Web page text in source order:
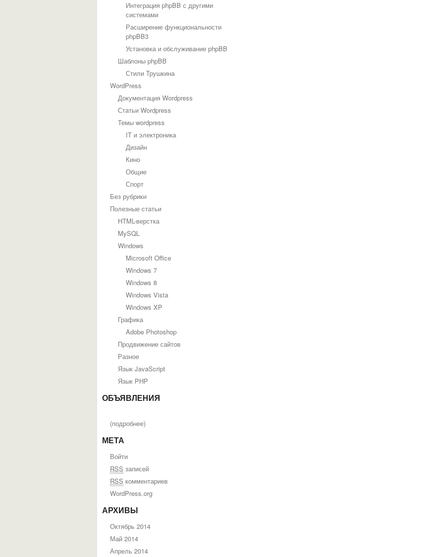
Интеграция phpBB с другими
системами
Расширение функциональности
phpBB3
Установка и обслуживание phpBB
Шаблоны phpBB
Стили Трушкина
WordPress
Документация Wordpress
Статьи Wordpress
Темы wordpress
IT и электроника
Дизайн
Кино
Общие
Спорт
Без рубрики
Полезные статьи
HTML-верстка
MySQL
Windows
Microsoft Office
Windows 7
Windows 8
Windows Vista
Windows XP
Графика
Adobe Photoshop
Продвижение сайтов
Разное
Язык JavaScript
Язык PHP
ОБЪЯВЛЕНИЯ
(подробнее)
МЕТА
Войти
RSS записей
RSS комментариев
WordPress.org
АРХИВЫ
Октябрь 2014
Май 2014
Апрель 2014